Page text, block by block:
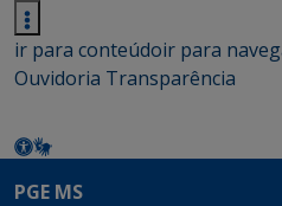
ir para conteúdoir para
Ouvidoria Transparência
PGE MS